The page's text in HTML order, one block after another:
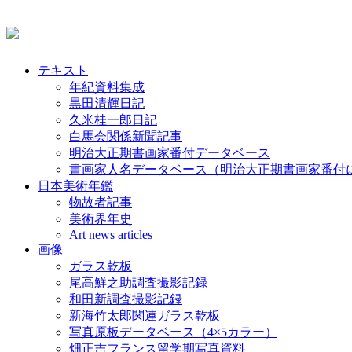
テキスト
年紀資料集成
黒田清輝日記
久米桂一郎日記
白馬会関係新聞記事
明治大正期書画家番付データベース
書画家人名データベース（明治大正期書画家番付
日本美術年鑑
物故者記事
美術界年史
Art news articles
画像
ガラス乾板
尾高鮮之助調査撮影記録
和田新調査撮影記録
新海竹太郎関連ガラス乾板
写真原板データベース（4×5カラー）
畑正吉フランス留学期写真資料